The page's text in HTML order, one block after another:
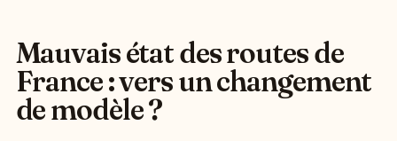
Mauvais état des routes de
France : vers un changement
de modèle ?